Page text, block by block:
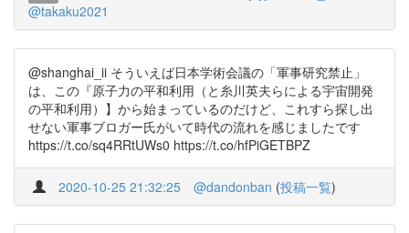
@takaku2021
@shanghai_ii そういえば日本学術会議の「軍事研究禁止」
は、この『原子力の平和利用（と糸川英夫らによる宇宙開発
の平和利用）】から始まっているのだけど、これすら探し出
せない軍事ブロガー氏がいて時代の流れを感じましたです
https://t.co/sq4RRtUWs0 https://t.co/hfPiGETBPZ
2020-10-25 21:32:25 @dandonban (投稿一覧)